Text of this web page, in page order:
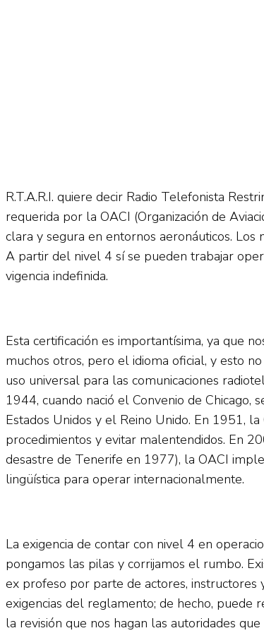
R.T.A.R.I. quiere decir Radio Telefonista
requerida por la OACI (Organización de
clara y segura en entornos aeronáuticos.
A partir del nivel 4 sí se pueden trabajar
vigencia indefinida.
Esta certificación es importantísima, ya que
muchos otros, pero el idioma oficial, y esto
uso universal para las comunicaciones
1944, cuando nació el Convenio de
Estados Unidos y el Reino Unido. En 1951,
procedimientos y evitar malentendidos. En
desastre de Tenerife en 1977), la OACI
lingüística para operar internacionalmente.
La exigencia de contar con nivel 4 en
pongamos las pilas y corrijamos el rumbo.
ex profeso por parte de actores, instructores
exigencias del reglamento; de hecho, puede
la revisión que nos hagan las autoridades